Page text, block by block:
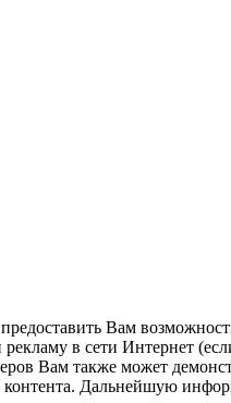
Вам
в сети Интернет
Вам также может
Дальнейшую